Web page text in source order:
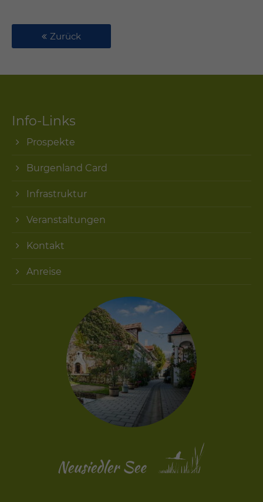
Zurück
Info-Links
Prospekte
Burgenland Card
Infrastruktur
Veranstaltungen
Kontakt
Anreise